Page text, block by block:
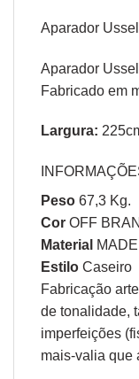
Aparador Ussel
Aparador
Fabricado em
Largura:
Peso 67,3 Kg.
Cor OFF
Material
Estilo Caseiro
Fabricação
de tonalidade,
imperfeições
mais-valia que